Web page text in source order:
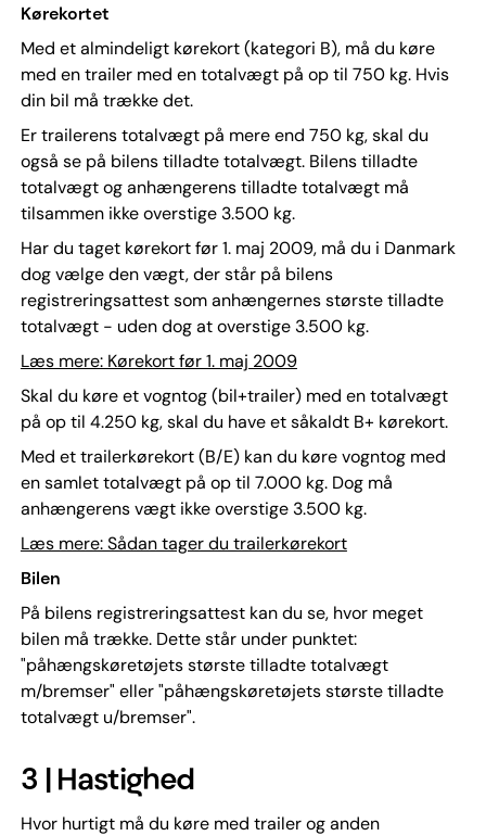
Kørekortet
Med et almindeligt kørekort (kategori B), må du køre
med en trailer med en totalvægt på op til 750 kg. Hvis
din bil må trække det.
Er trailerens totalvægt på mere end 750 kg, skal du
også se på bilens tilladte totalvægt. Bilens tilladte
totalvægt og anhængerens tilladte totalvægt må
tilsammen ikke overstige 3.500 kg.
Har du taget kørekort før 1. maj 2009, må du i Danmark
dog vælge den vægt, der står på bilens
registreringsattest som anhængernes største tilladte
totalvægt - uden dog at overstige 3.500 kg.
Læs mere: Kørekort før 1. maj 2009
Skal du køre et vogntog (bil+trailer) med en totalvægt
på op til 4.250 kg, skal du have et såkaldt B+ kørekort.
Med et trailerkørekort (B/E) kan du køre vogntog med
en samlet totalvægt på op til 7.000 kg. Dog må
anhængerens vægt ikke overstige 3.500 kg.
Læs mere: Sådan tager du trailerkørekort
Bilen
På bilens registreringsattest kan du se, hvor meget
bilen må trække. Dette står under punktet:
"påhængskøretøjets største tilladte totalvægt
m/bremser" eller "påhængskøretøjets største tilladte
totalvægt u/bremser".
3 | Hastighed
Hvor hurtigt må du køre med trailer og anden